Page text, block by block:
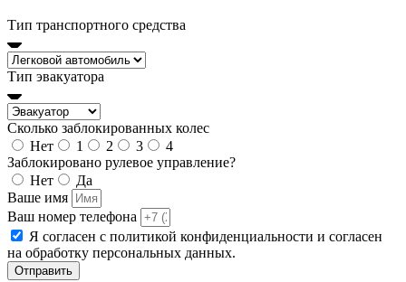
Тип транспортного средства
Тип эвакуатора
Сколько заблокированных колес
Нет
1 2 3
4
Заблокировано рулевое управление?
Нет
Да
Ваше имя
Ваш номер телефона
Я согласен с политикой конфиденциальности и согласен
на обработку персональных данных.
Отправить